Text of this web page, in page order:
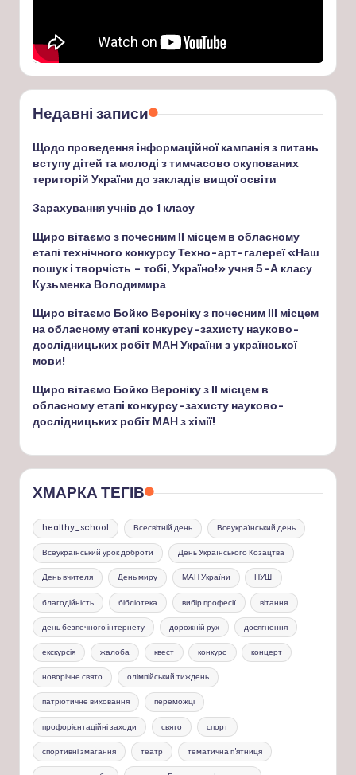
Недавні записи
Щодо проведення інформаційної кампанія з питань
вступу дітей та молоді з тимчасово окупованих
територій України до закладів вищої освіти
Зарахування учнів до 1 класу
Щиро вітаємо з почесним ІІ місцем в обласному
етапі технічного конкурсу Техно-арт-галереї «Наш
пошук і творчість – тобі, Україно!» учня 5-А класу
Кузьменка Володимира
Щиро вітаємо Бойко Вероніку з почесним ІІІ місцем
на обласному етапі конкурсу-захисту науково-
дослідницьких робіт МАН України з української
мови!
Щиро вітаємо Бойко Вероніку з ІІ місцем в
обласному етапі конкурсу-захисту науково-
дослідницьких робіт МАН з хімії!
ХМАРКА ТЕГІВ
healthy_school Всесвітній день Всеукраїнський день
Всеукраїнський урок доброти День Українського Козацтва
День вчителя День миру МАН України НУШ
благодійність бібліотека вибір професії вітання
день безпечного інтернету дорожній рух досягнення
екскурсія жалоба квест конкурс концерт
новорічне свято олімпійський тиждень
патріотичне виховання переможці
профорієнтаційні заходи свято спорт
спортивні змагання театр тематична п'ятниця